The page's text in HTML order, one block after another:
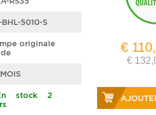
5010-S
originale
stock 2
€
€